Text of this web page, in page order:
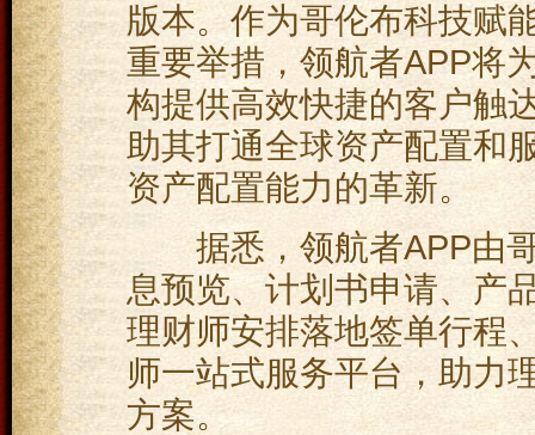
版本。作为哥伦布科技赋
重要举措，领航者APP将
构提供高效快捷的客户触
助其打通全球资产配置和
资产配置能力的革新。
据悉，领航者APP由哥
息预览、计划书申请、产
理财师安排落地签单行程
师一站式服务平台，助力
方案。